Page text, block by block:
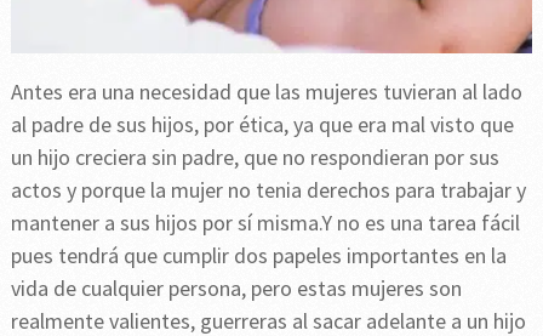
Antes era una necesidad que las mujeres tuvieran al lado
al padre de sus hijos, por ética, ya que era mal visto que
un hijo creciera sin padre, que no respondieran por sus
actos y porque la mujer no tenia derechos para trabajar y
mantener a sus hijos por sí misma.Y no es una tarea fácil
pues tendrá que cumplir dos papeles importantes en la
vida de cualquier persona, pero estas mujeres son
realmente valientes, guerreras al sacar adelante a un hijo